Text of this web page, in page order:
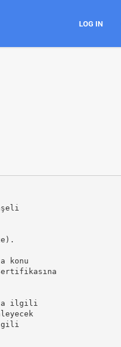
LOG IN
konu
ilgili